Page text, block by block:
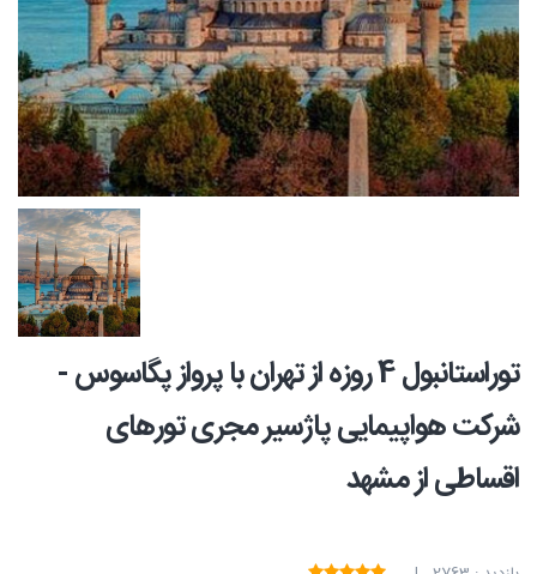
توراستانبول 4 روزه از تهران با پرواز پگاسوس -
شرکت هواپیمایی پاژسیر مجری تورهای
اقساطی از مشهد